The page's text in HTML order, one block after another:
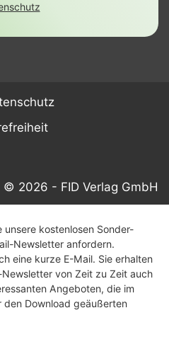
© 2026 - FID Verlag GmbH
kostenlosen Sonder-
Newsletter anfordern.
eine kurze E-Mail. Sie erhalten
von Zeit zu Zeit auch
Angeboten, die im
den Download geäußerten